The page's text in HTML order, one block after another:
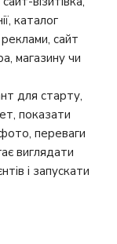
каталог
сайт
магазину чи
для старту,
показати
переваги
виглядати
і запускати